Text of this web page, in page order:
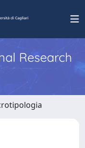
Research